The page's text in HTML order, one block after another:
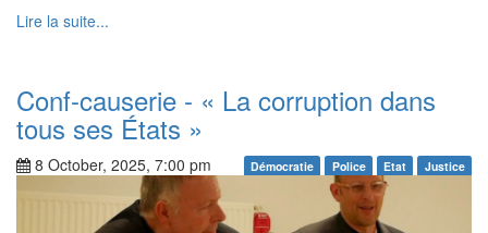
Lire la suite...
Conf-causerie - « La corruption dans
tous ses États »
8 October, 2025, 7:00 pm Démocratie Police Etat Justice